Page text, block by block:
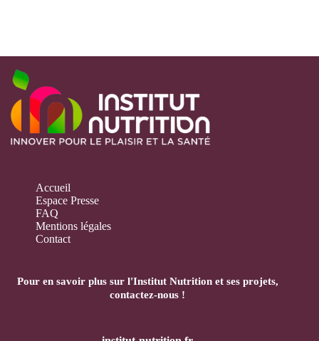
Accueil
Espace Presse
FAQ
Mentions légales
Contact
Pour en savoir plus sur l'Institut Nutrition et ses projets,
contactez-nous !